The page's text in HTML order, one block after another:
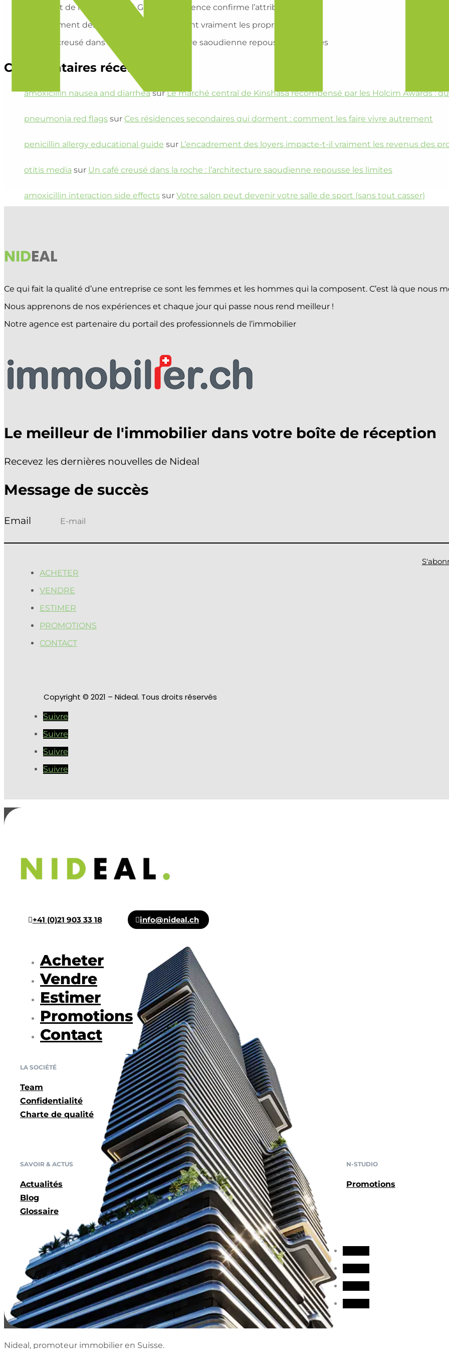
ACHETER
ESTIMER
PROMOTIONS
Sélectionner une page
Un chalet de mineurs signé Gaudí ? La science confirme l’attribution
Encadrement des loyers : combien perdent vraiment les propriétaires ?
Un café creusé dans la roche : l’architecture saoudienne repousse les limites
Commentaires récents
amoxicillin nausea and diarrheasurLe marché central de Kinshasa récompensé par les Holcim Awards :
pneumonia red flags sur Ces résidences secondaires qui dorment : comment les faire vivre autrement
penicillin allergy educational guide sur L’encadrement des loyers impacte-t-il vraiment les revenus des
otitis media sur Un café creusé dans la roche : l’architecture saoudienne repousse les limites
amoxicillin interaction side effects sur Votre salon peut devenir votre salle de sport (sans tout casser)
NIDEAL
Ce qui fait la qualité d’une entreprise ce sont les femmes et les hommes qui la composent. C’est là que
Nous apprenons de nos expériences et chaque jour qui passe nous rend meilleur !
Notre agence est partenaire du portail des professionnels de l’immobilier
Le meilleur de l'immobilier dans votre boîte de réception
Recevez les dernières nouvelles de Nideal
Message de succès
ACHETER
VENDRE
ESTIMER
PROMOTIONS
CONTACT
Copyright © 2021 – Nideal. Tous droits réservés
Suivre
Suivre
Suivre
Suivre
+41 (0)21 903 33 18 info@nideal.ch
Acheter
Vendre
Estimer
Promotions
Contact
LA SOCIÉTÉ
Team
Confidentialité
Charte de qualité
SAVOIR & ACTUS
Actualités
Blog
Glossaire
N-STUDIO
Promotions
Nideal, promoteur immobilier en Suisse.